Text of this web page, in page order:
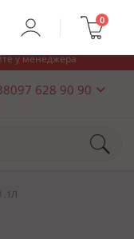
у менеджера
628 90 90
0
,1Л